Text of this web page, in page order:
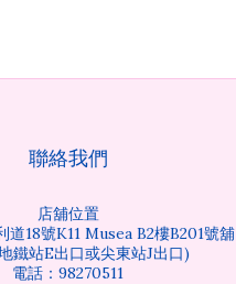
聯絡我們
店舖位置
道18號K11 Musea B2樓B201號舖
鐵站E出口或尖東站J出口)
電話：98270511